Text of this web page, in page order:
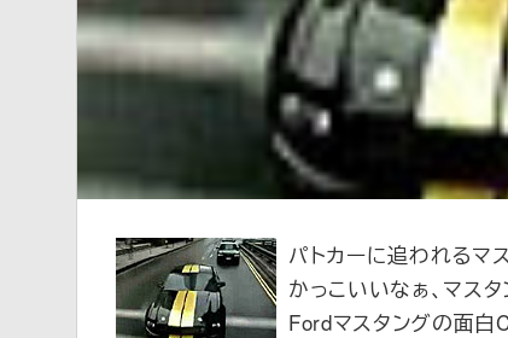
新
パトカーに追われるマス
かっこいいなぁ、マス
Fordマスタングの面白